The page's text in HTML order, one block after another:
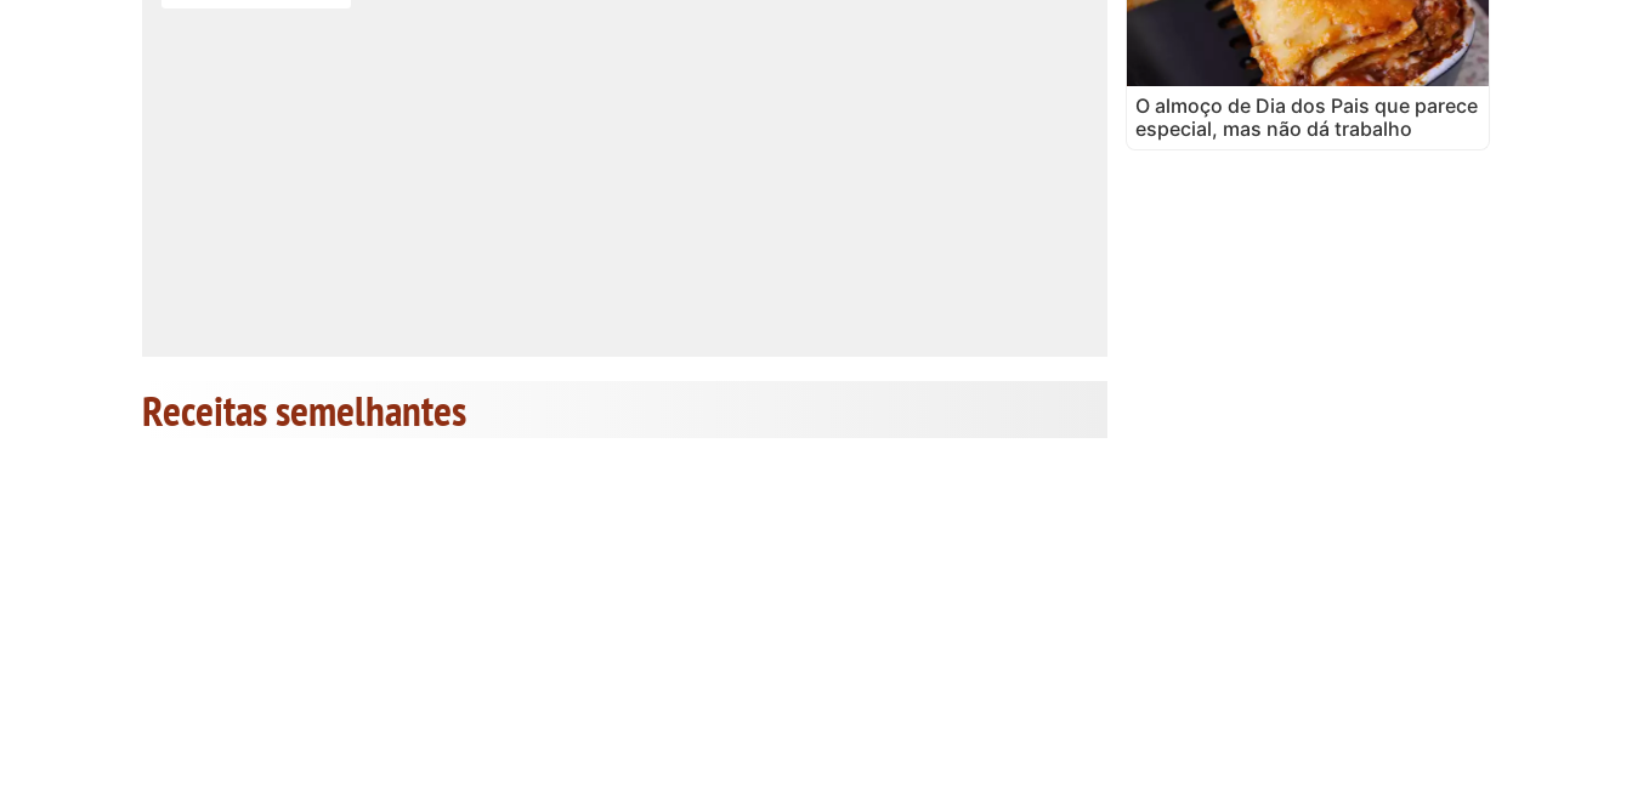
Receitas semelhantes
O almoço de Dia dos Pais que parece
especial, mas não dá trabalho